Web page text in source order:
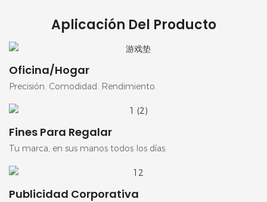
Aplicación Del Producto
Oficina/Hogar
Precisión. Comodidad. Rendimiento.
Fines Para Regalar
Tu marca, en sus manos todos los días.
Publicidad Corporativa